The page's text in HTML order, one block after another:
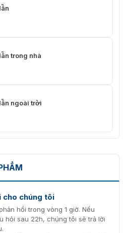
trong nhà
ngoài trời
cho chúng tôi
hồi trong vòng 1 giờ. Nếu
hỏi sau 22h, chúng tôi sẽ trả lời